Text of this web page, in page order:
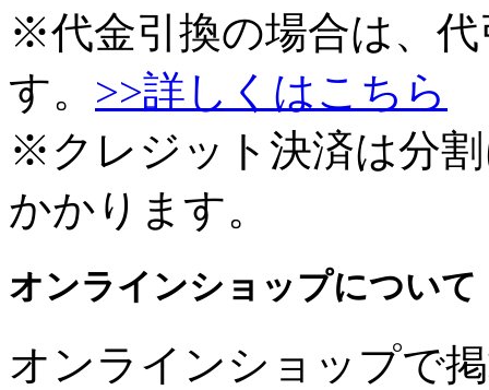
※代金引換の場合は、
す。 >>詳しくはこちら
※クレジット決済は分
かかります。
オンラインショップについて
オンラインショップで